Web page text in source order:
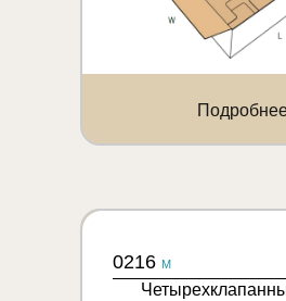
0216 M